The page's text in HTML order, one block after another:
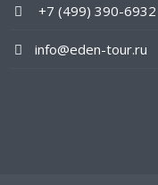
+7 (499) 390-6932
info@eden-tour.ru